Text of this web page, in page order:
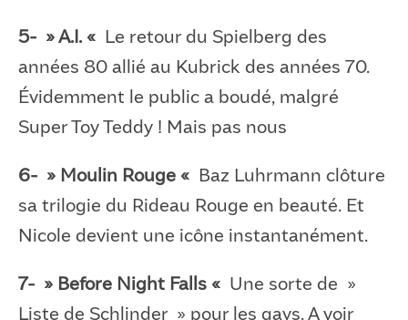
5- » A.I. « Le retour du Spielberg des
années 80 allié au Kubrick des années 70.
Évidemment le public a boudé, malgré
Super Toy Teddy ! Mais pas nous
6- » Moulin Rouge « Baz Luhrmann clôture
sa trilogie du Rideau Rouge en beauté. Et
Nicole devient une icône instantanément.
7- » Before Night Falls « Une sorte de »
Liste de Schlinder » pour les gays. A voir